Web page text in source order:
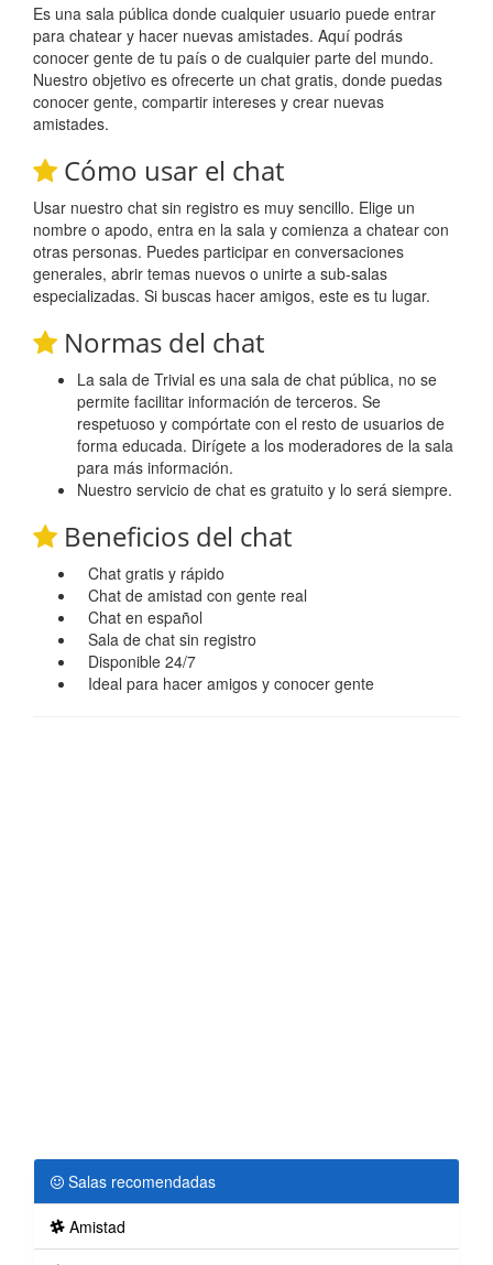
Es una sala pública donde cualquier usuario puede entrar
para chatear y hacer nuevas amistades. Aquí podrás
conocer gente de tu país o de cualquier parte del mundo.
Nuestro objetivo es ofrecerte un chat gratis, donde puedas
conocer gente, compartir intereses y crear nuevas
amistades.
Cómo usar el chat
Usar nuestro chat sin registro es muy sencillo. Elige un
nombre o apodo, entra en la sala y comienza a chatear con
otras personas. Puedes participar en conversaciones
generales, abrir temas nuevos o unirte a sub-salas
especializadas. Si buscas hacer amigos, este es tu lugar.
Normas del chat
La sala de Trivial es una sala de chat pública, no se
permite facilitar información de terceros. Se
respetuoso y compórtate con el resto de usuarios de
forma educada. Dirígete a los moderadores de la sala
para más información.
Nuestro servicio de chat es gratuito y lo será siempre.
Beneficios del chat
Chat gratis y rápido
Chat de amistad con gente real
Chat en español
Sala de chat sin registro
Disponible 24/7
Ideal para hacer amigos y conocer gente
Salas recomendadas
Amistad